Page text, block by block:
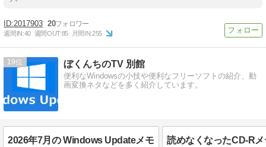
2017903 20
週間IN:40 週間OUT:85 月間IN:255
19 ぼくんちのTV 別館
便利なWindowsの小技や便利なフリーソフトの紹介、動
画変換ネタなどを多く紹介しています。
2026年7月の Windows Updateメモ